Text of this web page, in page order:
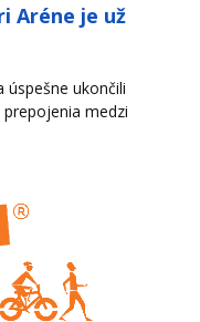
Aréne je už
úspešne ukončili
medzi